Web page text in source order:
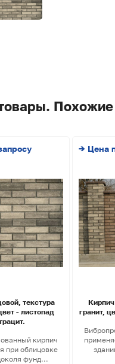
Похожие
текстура
- листопад
кирпич
при облицовке
фунд...
→ Цена
Кирпич
гранит,